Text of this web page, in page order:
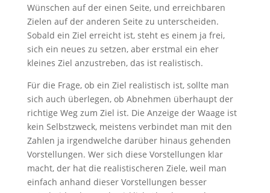
Wünschen auf der einen Seite, und erreichbaren
Zielen auf der anderen Seite zu unterscheiden.
Sobald ein Ziel erreicht ist, steht es einem ja frei,
sich ein neues zu setzen, aber erstmal ein eher
kleines Ziel anzustreben, das ist realistisch.
Für die Frage, ob ein Ziel realistisch ist, sollte man
sich auch überlegen, ob Abnehmen überhaupt der
richtige Weg zum Ziel ist. Die Anzeige der Waage ist
kein Selbstzweck, meistens verbindet man mit den
Zahlen ja irgendwelche darüber hinaus gehenden
Vorstellungen. Wer sich diese Vorstellungen klar
macht, der hat die realistischeren Ziele, weil man
einfach anhand dieser Vorstellungen besser